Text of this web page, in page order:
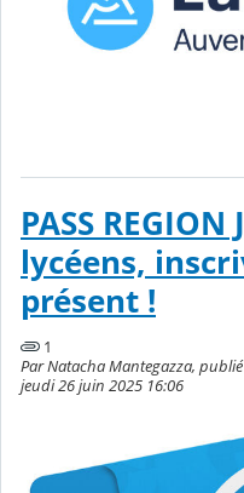
PASS
lycéens,
présent !
1
Par Natacha Mantegazza,
jeudi 26 juin 2025 16:06